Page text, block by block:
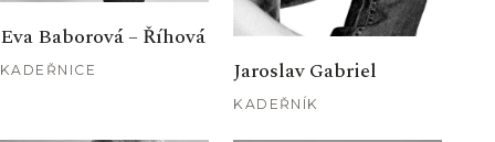
Eva Baborová – Říhová
KADEŘNICE Jaroslav Gabriel
KADEŘNÍK